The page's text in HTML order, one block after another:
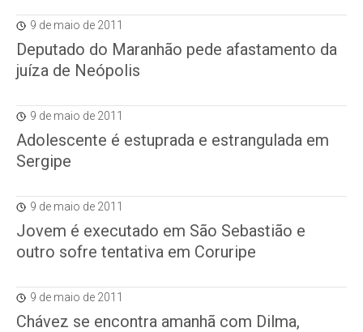
9 de maio de 2011
Deputado do Maranhão pede afastamento da
juíza de Neópolis
9 de maio de 2011
Adolescente é estuprada e estrangulada em
Sergipe
9 de maio de 2011
Jovem é executado em São Sebastião e
outro sofre tentativa em Coruripe
9 de maio de 2011
Chávez se encontra amanhã com Dilma,